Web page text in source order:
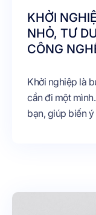
KHỞI
NHỎ, TƯ
CÔNG
Khởi nghiệp là
cần đi một
bạn, giúp biến